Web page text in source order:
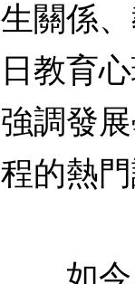
生關係
日教育
強調發
程的熱
如今，